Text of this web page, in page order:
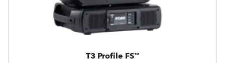
T3 Profile FS™